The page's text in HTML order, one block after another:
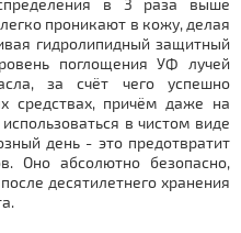
в 3 раза выше
проникают в кожу, делая
гидролипидный защитный
поглощения УФ лучей
за счёт чего успешно
средствах, причём даже на
в чистом виде
день - это предотвратит
Оно абсолютно безопасно,
десятилетнего хранения